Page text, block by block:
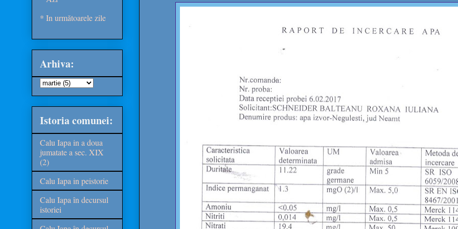
* In următoarele zile
Arhiva:
Istoria comunei:
Calu Iapa in a doua
jumatate a sec. XIX
(2)
Calu Iapa in peistorie
Calu Iapa în decursul
istoriei